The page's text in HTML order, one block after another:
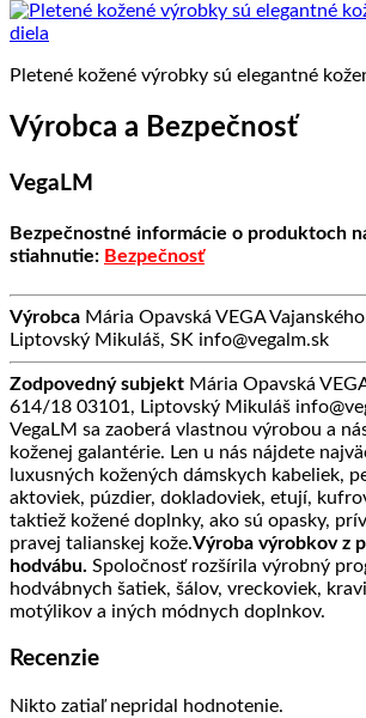
Pletené kožené výrobky sú elegantné
Výrobca a Bezpečnosť
VegaLM
Bezpečnostné informácie o produktoch
stiahnutie: Bezpečnosť
Výrobca Mária Opavská VEGA
Liptovský Mikuláš, SK info@vegalm.sk
Zodpovedný subjekt Mária Opavská
614/18 03101, Liptovský Mikuláš
VegaLM sa zaoberá vlastnou výrobou a
koženej galantérie. Len u nás nájdete
luxusných kožených dámskych kabeliek,
aktoviek, púzdier, dokladoviek, etují,
taktiež kožené doplnky, ako sú opasky,
pravej talianskej kože.Výroba výrobkov z
hodvábu. Spoločnosť rozšírila výrobný
hodvábnych šatiek, šálov, vreckoviek,
motýlikov a iných módnych doplnkov.
Recenzie
Nikto zatiaľ nepridal hodnotenie.